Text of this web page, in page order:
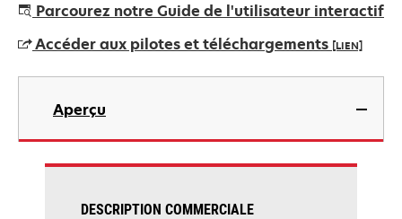
Parcourez notre Guide de l'utilisateur interactif
Accéder aux pilotes et téléchargements [LIEN]
s’ouvre
nouvel
onglet
Aperçu
DESCRIPTION COMMERCIALE